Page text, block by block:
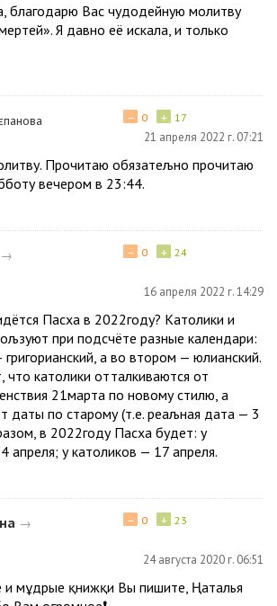
благодарю Вас чудодейную молитву
Я давно её искала, и только
+ 17
− 0
21 апреля 2022 г. 07:21
Прочитаю обязатељно прочитаю
вечером в 23:44.
→
+ 24
− 0
16 апреля 2022 г. 14:29
Пасха в 2022году? Католики и
при подсчёте разные календари:
а во втором — юлианский.
католики отталкиваются от
21марта по новому стилю, а
даты по старому (т.е. реаљная дата — 3
в 2022году Пасха будет: у
апреля; у католиков — 17 апреля.
→
+ 23
− 0
24 августа 2020 г. 06:51
и мұдрые қнижқи Вы пишите, Ңаталья